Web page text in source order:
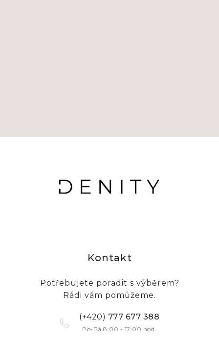
Kontakt
Potřebujete poradit s výběrem?
Rádi vám pomůžeme.
(+420) 777 677 388
Po-Pá 8:00 - 17:00 hod.